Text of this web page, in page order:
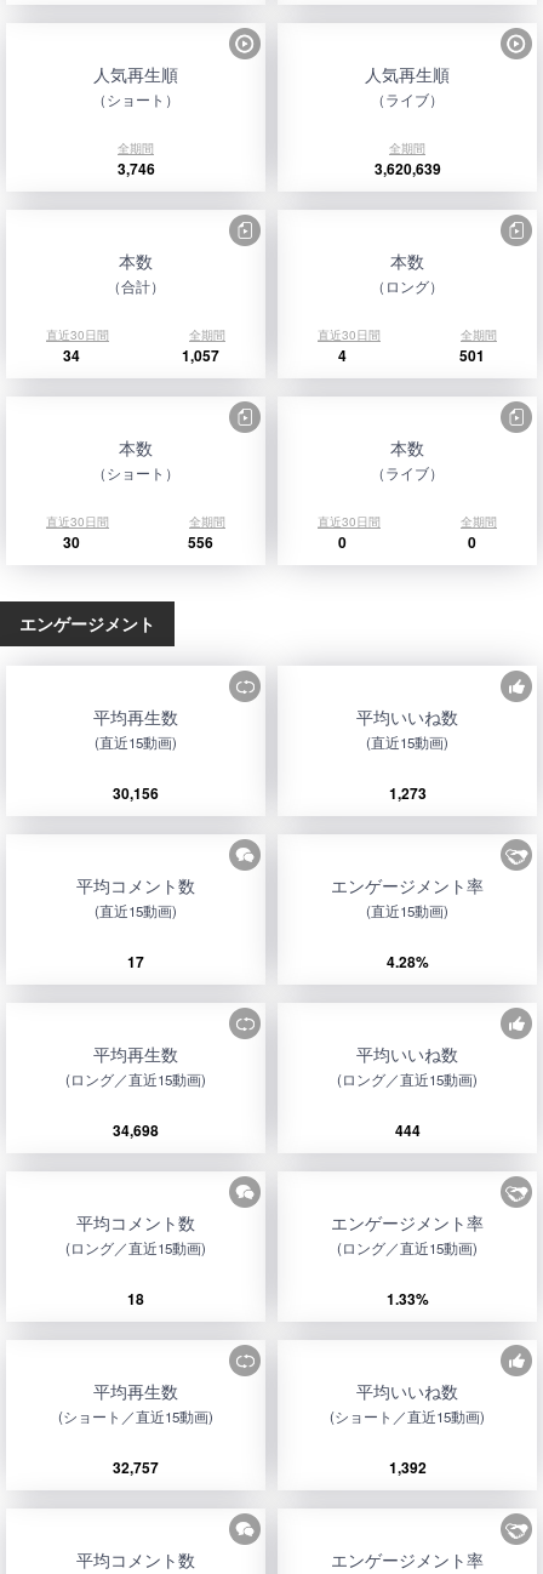
人気再生順
（ショート）
全期間
3,746
人気再生順
（ライブ）
全期間
3,620,639
本数
（合計）
直近30日間 全期間
34 1,057
本数
（ロング）
直近30日間 全期間
4 501
本数
（ショート）
直近30日間 全期間
30 556
本数
（ライブ）
直近30日間 全期間
0 0
エンゲージメント
平均再生数
(直近15動画)
30,156
平均いいね数
(直近15動画)
1,273
平均コメント数
(直近15動画)
17
エンゲージメント率
(直近15動画)
4.28%
平均再生数
(ロング／直近15動画)
34,698
平均いいね数
(ロング／直近15動画)
444
平均コメント数
(ロング／直近15動画)
18
エンゲージメント率
(ロング／直近15動画)
1.33%
平均再生数
(ショート／直近15動画)
32,757
平均いいね数
(ショート／直近15動画)
1,392
平均コメント数 エンゲージメント率